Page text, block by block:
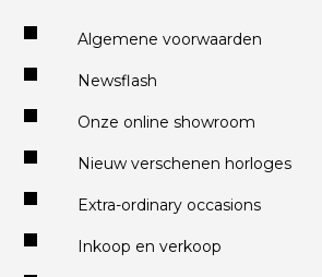
Algemene voorwaarden
Newsflash
Onze online showroom
Nieuw verschenen horloges
Extra-ordinary occasions
Inkoop en verkoop